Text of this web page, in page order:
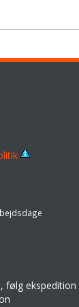
følg